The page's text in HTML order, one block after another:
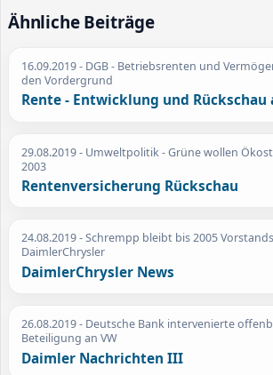
Ähnliche Beiträge
16.09.2019- DGB - Betriebsrenten und
den Vordergrund
Rente - Entwicklung und Rückschau
29.08.2019- Umweltpolitik - Grüne wollen
2003
Rentenversicherung Rückschau
24.08.2019- Schrempp bleibt bis 2005
DaimlerChrysler
DaimlerChrysler News
26.08.2019- Deutsche Bank intervenierte
Beteiligung an VW
Daimler Nachrichten III